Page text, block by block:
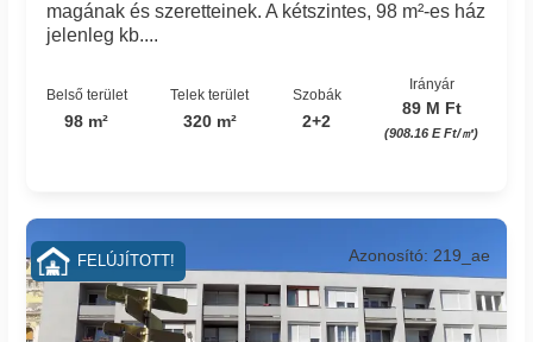
magának és szeretteinek. A kétszintes, 98 m²-es ház
jelenleg kb....
Belső terület
98 m²
Telek terület
320 m²
Szobák
2+2
Irányár
89 M Ft
(908.16 E Ft/㎡)
Azonosító: 219_ae
FELÚJÍTOTT!